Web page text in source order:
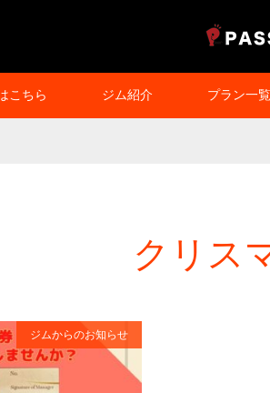
こちら ジム紹介 プラン一覧
クリス
ジムからのお知らせ